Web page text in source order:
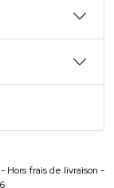
Hors frais de livraison -